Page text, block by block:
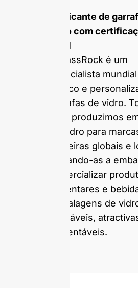
Fabricante de
vidro com
9001
A GlassRock é um
especialista
fabrico e
garrafas de vidro.
dias, produzimos
de vidro para
parceiras globais e
ajudando-as a
comercializar
alimentares e
embalagens de
saudáveis,
sustentáveis.